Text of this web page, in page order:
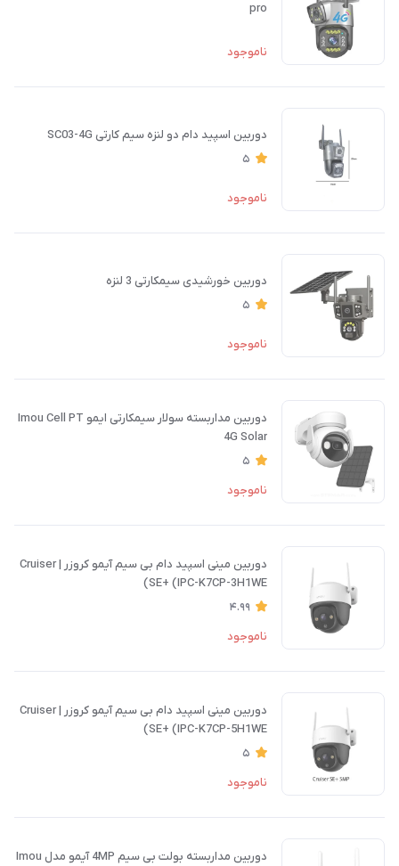
pro
ناموجود
دوربین اسپید دام دو لنزه سیم کارتی SC03-4G
5
ناموجود
دوربین خورشیدی سیمکارتی 3 لنزه
5
ناموجود
دوربین مداربسته سولار سیمکارتی ایمو Imou Cell PT
4G Solar
5
ناموجود
دوربین مینی اسپید دام بی سیم آیمو کروزر | Cruiser
SE+ (IPC-K7CP-3H1WE)
4.99
ناموجود
دوربین مینی اسپید دام بی سیم آیمو کروزر | Cruiser
SE+ (IPC-K7CP-5H1WE)
5
ناموجود
دوربین مداربسته بولت بی سیم 4MP آیمو مدل Imou